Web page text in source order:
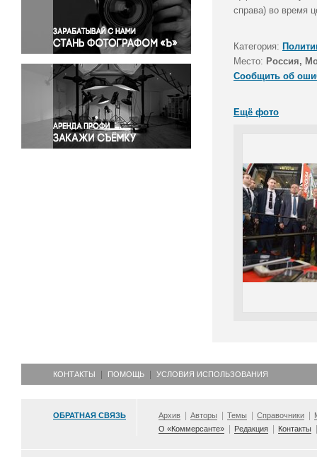
Правосудие
Происшествия и конфликты
Религия
Светская жизнь
Спорт
Экология
Экономика и бизнес
справа) во время
Категория:
Место: Россия,
Сообщить об
Ещё фото
КОНТАКТЫ ПОМОЩЬ УСЛОВИЯ ИСПОЛЬЗОВАНИЯ
ОБРАТНАЯ СВЯЗЬ Архив Авторы Темы Справочники
О «Коммерсанте»
Редакция Контакты